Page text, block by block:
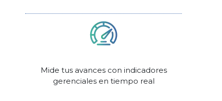
Mide tus avances con indicadores
gerenciales en tiempo real